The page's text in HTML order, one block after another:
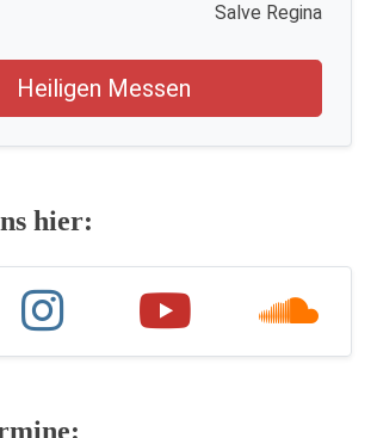
Salve Regina
Heiligen Messen
hier: